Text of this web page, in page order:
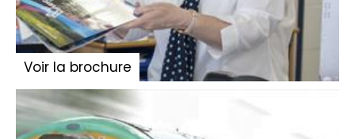
Voir la brochure